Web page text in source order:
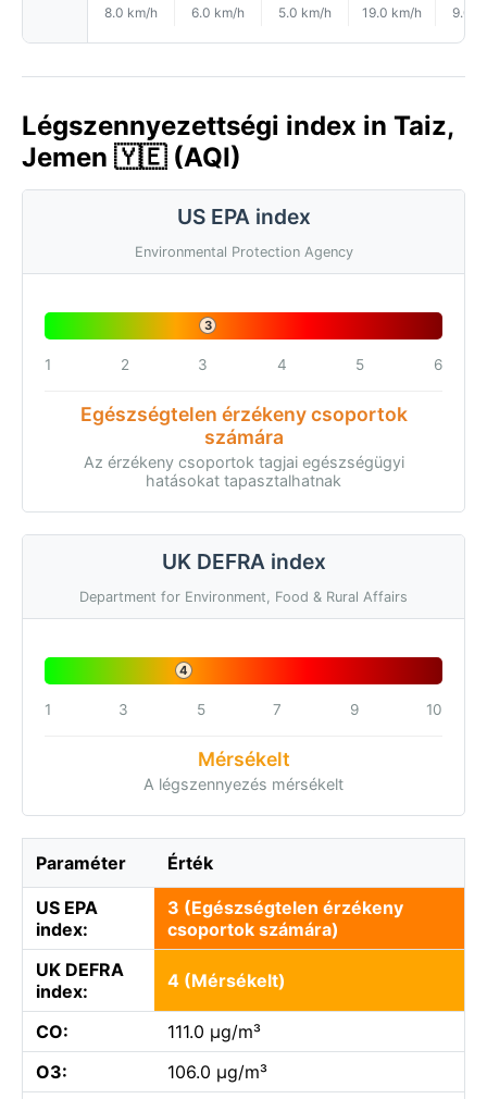
8.0 km/h 6.0 km/h 5.0 km/h 19.0 km/h 9.0
Légszennyezettségi index in Taiz,
Jemen 🇾🇪 (AQI)
US EPA index
Environmental Protection Agency
3
1 2 3 4 5 6
Egészségtelen érzékeny csoportok
számára
Az érzékeny csoportok tagjai egészségügyi
hatásokat tapasztalhatnak
UK DEFRA index
Department for Environment, Food & Rural Affairs
4
1 3 5 7 9 10
Mérsékelt
A légszennyezés mérsékelt
Paraméter Érték
US EPA
index:
3 (Egészségtelen érzékeny
csoportok számára)
UK DEFRA
index:
4 (Mérsékelt)
CO:
111.0 µg/m³
O3:
106.0 µg/m³